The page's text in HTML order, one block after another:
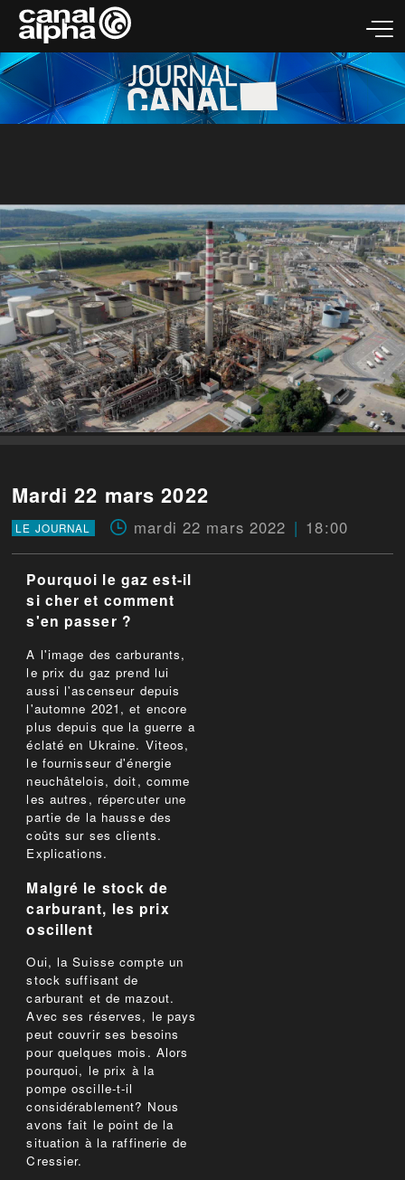
Mardi 22 mars 2022
LE JOURNAL mardi 22 mars 2022 18:00
Pourquoi le gaz est-il
si cher et comment
s'en passer ?
A l'image des carburants,
le prix du gaz prend lui
aussi l'ascenseur depuis
l'automne 2021, et encore
plus depuis que la guerre a
éclaté en Ukraine. Viteos,
le fournisseur d'énergie
neuchâtelois, doit, comme
les autres, répercuter une
partie de la hausse des
coûts sur ses clients.
Explications.
Malgré le stock de
carburant, les prix
oscillent
Oui, la Suisse compte un
stock suffisant de
carburant et de mazout.
Avec ses réserves, le pays
peut couvrir ses besoins
pour quelques mois. Alors
pourquoi, le prix à la
pompe oscille-t-il
considérablement? Nous
avons fait le point de la
situation à la raffinerie de
Cressier.